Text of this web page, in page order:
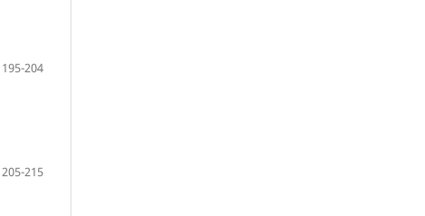
195-204
205-215